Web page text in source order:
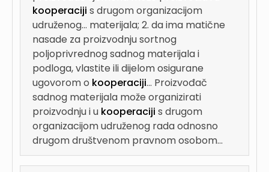
kooperaciji s drugom organizacijom
udruženog... materijala; 2. da ima matične
nasade za proizvodnju sortnog
poljoprivrednog sadnog materijala i
podloga, vlastite ili dijelom osigurane
ugovorom o kooperaciji... Proizvođač
sadnog materijala može organizirati
proizvodnju i u kooperaciji s drugom
organizacijom udruženog rada odnosno
drugom društvenom pravnom osobom...